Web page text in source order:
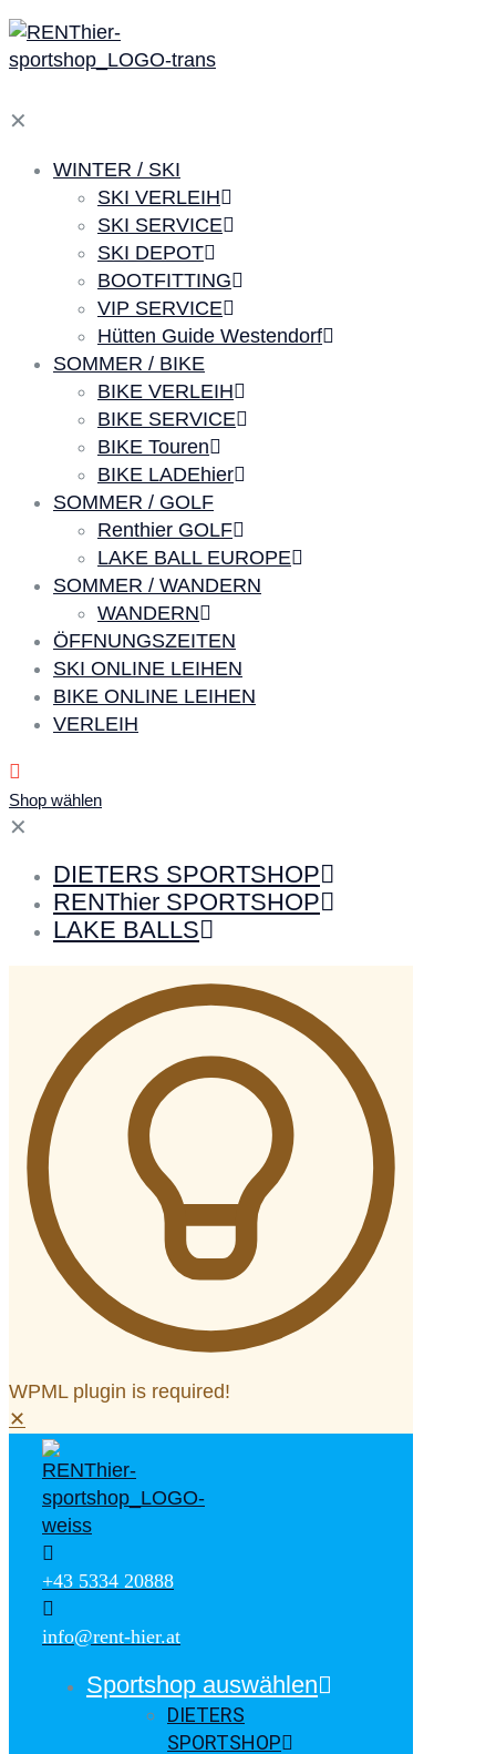
✕
WINTER / SKI
SKI VERLEIH
SKI SERVICE
SKI DEPOT
BOOTFITTING
VIP SERVICE
Hütten Guide Westendorf
SOMMER / BIKE
BIKE VERLEIH
BIKE SERVICE
BIKE Touren
BIKE LADEhier
SOMMER / GOLF
Renthier GOLF
LAKE BALL EUROPE
SOMMER / WANDERN
WANDERN
ÖFFNUNGSZEITEN
SKI ONLINE LEIHEN
BIKE ONLINE LEIHEN
VERLEIH
Shop wählen
✕
DIETERS SPORTSHOP
RENThier SPORTSHOP
LAKE BALLS
WPML plugin is required!
✕
+43 5334 20888
info@rent-hier.at
Sportshop auswählen
DIETERS
SPORTSHOP